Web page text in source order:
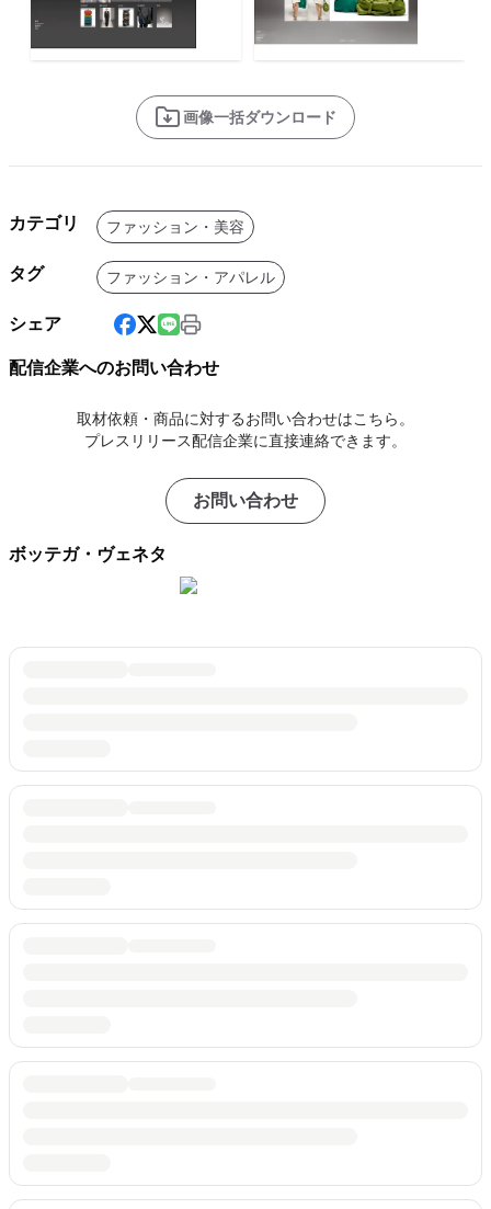
画像一括ダウンロード
カテゴリ ファッション・美容
タグ ファッション・アパレル
シェア
配信企業へのお問い合わせ
取材依頼・商品に対するお問い合わせはこちら。
プレスリリース配信企業に直接連絡できます。
お問い合わせ
ボッテガ・ヴェネタ